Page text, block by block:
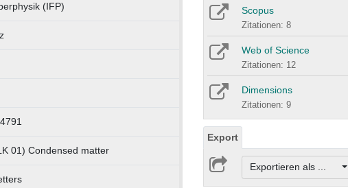
(IFP)
01) Condensed matter
Scopus
Zitationen: 8
Web of Science
Zitationen: 12
Dimensions
Zitationen: 9
Export
Exportieren als ...